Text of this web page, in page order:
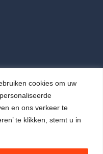
cookies om uw
en ons verkeer te
te klikken, stemt u in